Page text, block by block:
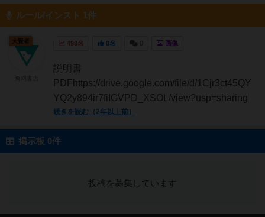
ルール/インスト 1件
498名 0名 画像
説明書
PDFhttps://drive.google.com/file/d/1Cjr3ct45QY
YQ2y894ir7fiIGVPD_XSOL/view?usp=sharing
続きを読む（2年以上前）
大賢者
掲示板 0件
投稿を募集しています